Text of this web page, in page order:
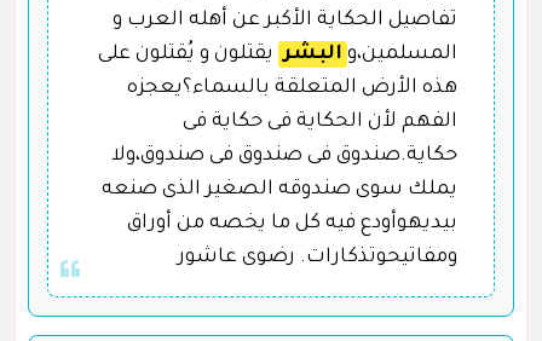
تفاصيل الحكاية الأكبر عن أهله العرب و
المسلمين،و البشر يقتلون و يُقتلون على
هذه الأرض المتعلقة بالسماء؟يعجزه
الفهم لأن الحكاية فى حكاية فى
حكاية.صندوق فى صندوق فى صندوق،ولا
يملك سوى صندوقه الصغير الذى صنعه
بيديهوأودع فيه كل ما يخصه من أوراق
ومفاتيحوتذكارات. رضوى عاشور